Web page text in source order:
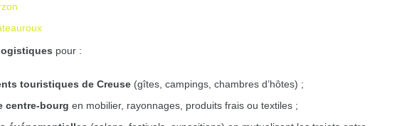
pour :
touristiques de Creuse (gîtes, campings, chambres d’hôtes) ;
centre-bourg en mobilier, rayonnages, produits frais ou textiles ;